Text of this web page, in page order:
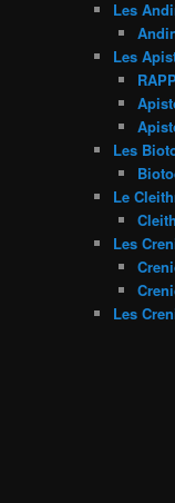
Les
Les
Les
Le
Les
Les